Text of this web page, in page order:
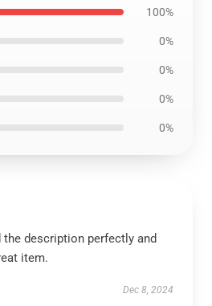
100%
0%
0%
0%
0%
description perfectly and
item.
Dec 8, 2024